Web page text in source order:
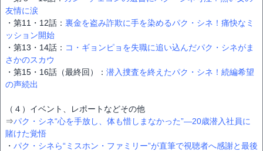
友情に涙
・第11・12話： 裏金を盗み詐欺に手を染めるパク・シネ！痛快なミ
ッション開始
・第13・14話： コ・ギョンピョを失職に追い込んだパク・シネがま
さかのスカウ
・第15・16話（最終回）： 潜入捜査を終えたパク・シネ！続編希望
の声続出
（４）イベント、レポートなどその他
⇒パク・シネ“心を手放し、体も惜しまなかった”―20歳潜入社員に
賭けた覚悟
・ パク・シネら“ミスホン・ファミリー”が直筆で視聴者へ感謝と最後